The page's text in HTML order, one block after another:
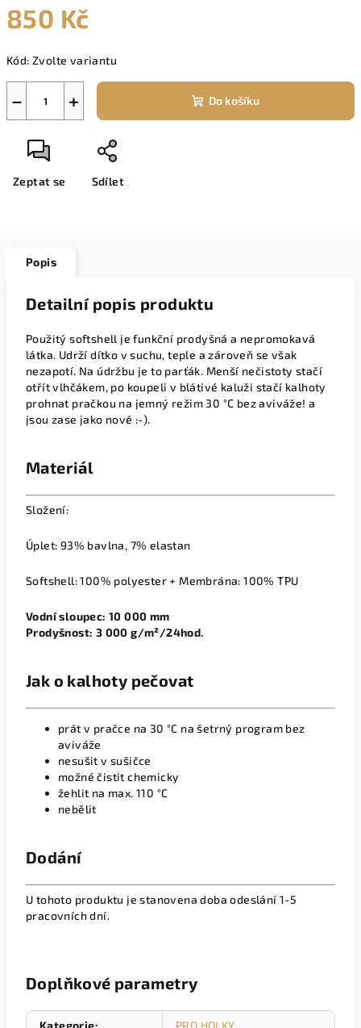
850 Kč
cena:
Kód: Zvolte variantu
+
− Do košíku
Zeptat se Sdílet
Popis
Detailní popis produktu
Použitý softshell je funkční prodyšná a nepromokavá
látka. Udrží dítko v suchu, teple a zároveň se však
nezapotí. Na údržbu je to parťák. Menší nečistoty stačí
otřít vlhčákem, po koupeli v blátivé kaluži stačí kalhoty
prohnat pračkou na jemný režim 30 °C bez aviváže! a
jsou zase jako nové :-).
Materiál
Složení:
Úplet: 93% bavlna, 7% elastan
Softshell: 100% polyester + Membrána: 100% TPU
Vodní sloupec: 10 000 mm
Prodyšnost: 3 000 g/m²/24hod.
Jak o kalhoty pečovat
prát v pračce na 30 °C na šetrný program bez
aviváže
nesušit v sušičce
možné čistit chemicky
žehlit na max. 110 °C
nebělit
Dodání
U tohoto produktu je stanovena doba odeslání 1-5
pracovních dní.
Doplňkové parametry
Kategorie: PRO HOLKY